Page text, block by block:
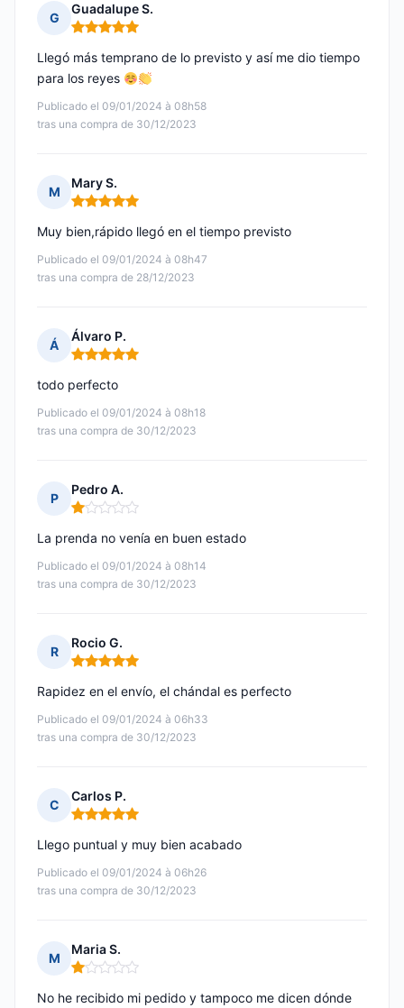
G
Guadalupe S.
Nota: 5 de 5
Publicado el 09/01/2024 à 08h58
tras una compra de 30/12/2023
Llegó más temprano de lo previsto y así me dio tiempo
para los reyes
M
Mary S.
Nota: 5 de 5
Publicado el 09/01/2024 à 08h47
tras una compra de 28/12/2023
Muy bien,rápido llegó en el tiempo previsto
Á
Álvaro P.
Nota: 5 de 5
Publicado el 09/01/2024 à 08h18
tras una compra de 30/12/2023
todo perfecto
P
Pedro A.
Nota: 1 de 5
Publicado el 09/01/2024 à 08h14
tras una compra de 30/12/2023
La prenda no venía en buen estado
R
Rocio G.
Nota: 5 de 5
Publicado el 09/01/2024 à 06h33
tras una compra de 30/12/2023
Rapidez en el envío, el chándal es perfecto
C
Carlos P.
Nota: 5 de 5
Publicado el 09/01/2024 à 06h26
tras una compra de 30/12/2023
Llego puntual y muy bien acabado
M
Maria S.
Nota: 1 de 5
No he recibido mi pedido y tampoco me dicen dónde